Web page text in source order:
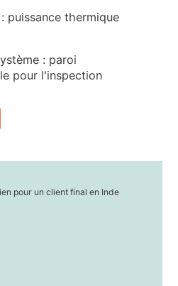
puissance thermique
: paroi
pour l'inspection
pour un client final en Inde